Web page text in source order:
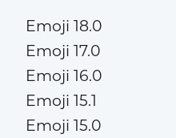
Emoji 18.0
Emoji 17.0
Emoji 16.0
Emoji 15.1
Emoji 15.0